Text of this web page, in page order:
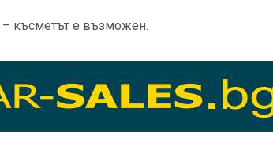
– късметът е възможен.